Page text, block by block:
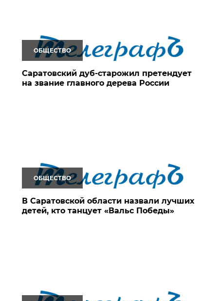
ОБЩЕСТВО
Саратовский дуб-старожил претендует
на звание главного дерева России
ОБЩЕСТВО
В Саратовской области назвали лучших
детей, кто танцует «Вальс Победы»